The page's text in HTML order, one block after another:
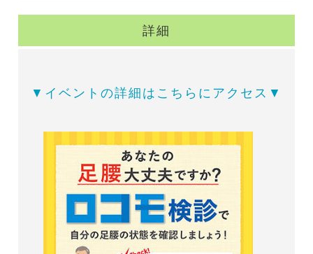
詳細
▼イベントの詳細はこちらにアクセス▼